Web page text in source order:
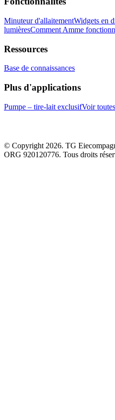
Minuteur d'allaitementWidgets en
lumièresComment Amme
Ressources
Base de connaissances
Plus d'applications
Pumpe – tire-lait exclusifVoir
© Copyright 2026. TG
ORG 920120776. Tous droits